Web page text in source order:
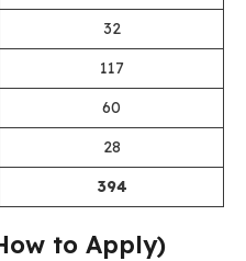
32
117
60
28
394
to Apply)